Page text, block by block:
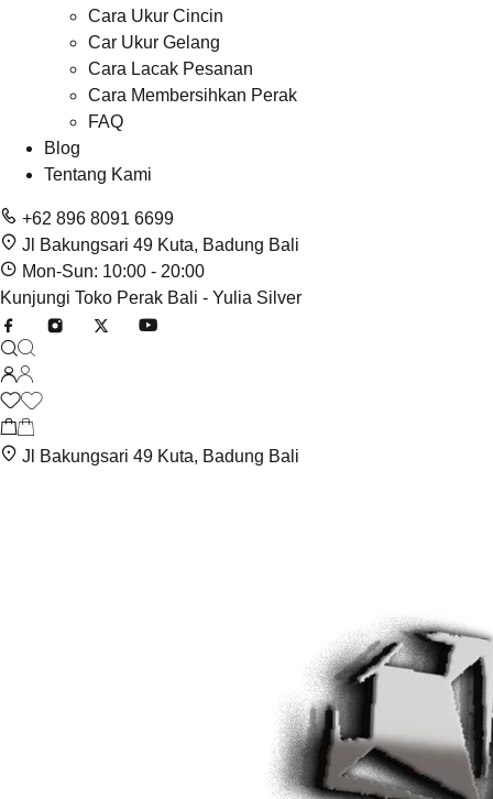
Cara Ukur Cincin
Car Ukur Gelang
Cara Lacak Pesanan
Cara Membersihkan Perak
FAQ
Blog
Tentang Kami
+62 896 8091 6699
Jl Bakungsari 49 Kuta, Badung Bali
Mon-Sun: 10:00 - 20:00
Kunjungi Toko Perak Bali - Yulia Silver
Jl Bakungsari 49 Kuta, Badung Bali